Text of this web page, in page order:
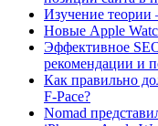
Изучение
Новые Apple
Эффективное
рекомендации и
Как правильно
F-Pace?
Nomad